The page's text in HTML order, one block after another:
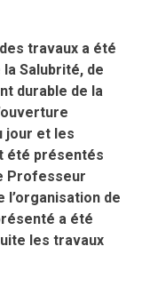
travaux a été
Salubrité, de
durable de la
jour et les
été présentés
Professeur
l’organisation de
a été
les travaux